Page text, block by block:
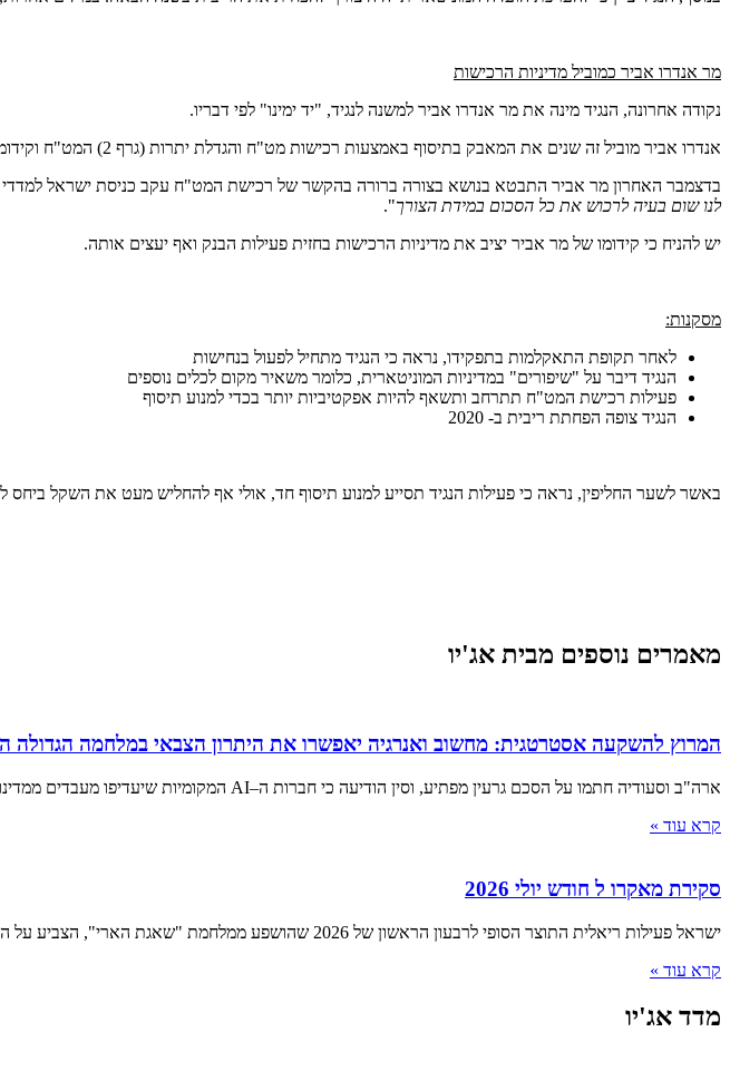
מר אנדרו אביר כמוביל מדיניות הרכישות
נקודה אחרונה, הנגיד מינה את מר אנדרו אביר למשנה לנגיד, "יד ימינו" לפי דבריו.
אנדרו אביר מוביל זה שנים את המאבק בתיסוף באמצעות רכישות מט"ח והגדלת יתרות (גרף 2) המט"ח וקידומו מבטא אמון במדיניות הרכישות וכוונה להמשכיותה.
בדצמבר האחרון מר אביר התבטא בנושא בצורה ברורה בהקשר של רכישת המט"ח עקב כניסת ישראל למדדי האג"ח בהיקף של
לנו שום בעיה לרכוש את כל הסכום במידת הצורך".
יש להניח כי קידומו של מר אביר יציב את מדיניות הרכישות בחזית פעילות הבנק ואף יעצים אותה.
מסקנות:
לאחר תקופת התאקלמות בתפקידו, נראה כי הנגיד מתחיל לפעול בנחישות
הנגיד דיבר על "שיפורים" במדיניות המוניטארית, כלומר משאיר מקום לכלים נוספים
פעילות רכישת המט"ח תתרחב ותשאף להיות אפקטיביות יותר בכדי למנוע תיסוף
הנגיד צופה הפחתת ריבית ב- 2020
באשר לשער החליפין, נראה כי פעילות הנגיד תסייע למנוע תיסוף חד, אולי אף להחליש מעט את השקל ביחס
מאמרים נוספים מבית אג'יו
המרוץ להשקעה אסטרטגית: מחשוב ואנרגיה יאפשרו את היתרון הצבאי במלחמה הגדולה
ארה"ב וסעודיה חתמו על הסכם גרעין מפתיע, וסין הודיעה כי חברות ה–AI המקומיות שיעדיפו מעבדים ממדינות אחרות יואשמו בבגידה ■
קרא עוד »
סקירת מאקרו ל חודש יולי 2026
ישראל פעילות ריאלית התוצר הסופי לרבעון הראשון של 2026 שהושפע ממלחמת "שאגת הארי", הצביע על התכווצות של 3.8% שוק העבודה
קרא עוד »
מדד אג'יו